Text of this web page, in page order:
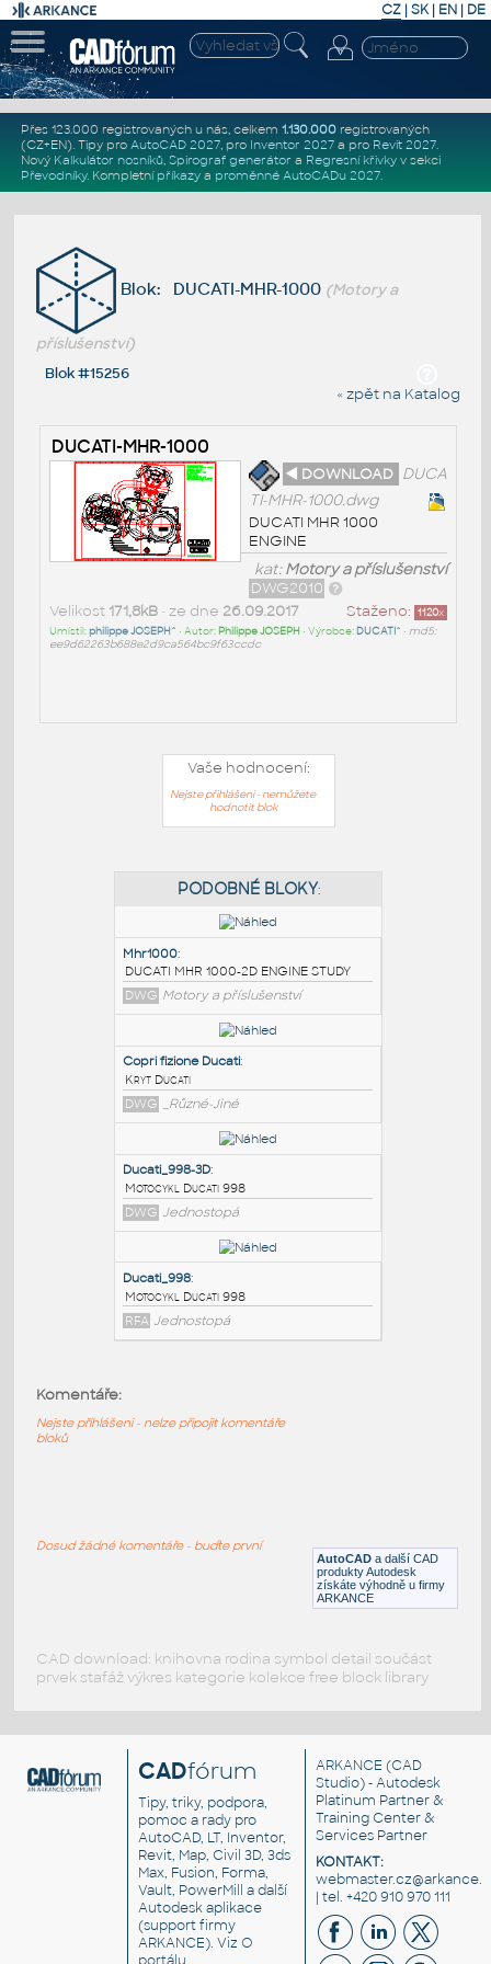
CZ | SK| EN | DE
Přes 123.000 registrovaných u nás, celkem 1.130.000registrovaných
(CZ+EN). Tipy pro AutoCAD 2027, pro Inventor 2027a pro Revit 2027.
Nový Kalkulátor nosníků, Spirograf generátor a Regresní křivkyv sekci
Převodníky. Kompletní příkazya proměnné AutoCADu 2027.
Blok: DUCATI-MHR-1000 (Motory a
příslušenství)
Blok #15256
« zpět na Katalog
DUCATI-MHR-1000
◄ DOWNLOAD DUCA
TI-MHR-1000.dwg
DUCATI MHR 1000
ENGINE
kat:Motory a příslušenství
DWG2010
Staženo: 1120x
Velikost 171,8kB• ze dne 26.09.2017
Umístil:philippe JOSEPH^ • Autor: Philippe JOSEPH • Výrobce: DUCATI^ • md5:
ee9d62263b688e2d9ca564bc9f63ccdc
Vaše hodnocení:
Nejste přihlášeni - nemůžete
hodnotit blok
PODOBNÉ BLOKY:
Mhr1000:
DUCATI MHR 1000-2D ENGINE STUDY
DWG Motory a příslušenství
Copri fizione Ducati
Kryt Ducati
DWG _Různé-Jiné
DWG Jednostopá
RFA Jednostopá AutoCAD a další CAD
produkty Autodesk
získáte výhodně u firmy
ARKANCE
Komentáře:
Nejste přihlášeni - nelze připojit komentáře
bloků
Dosud žádné komentáře - buďte první
CAD download: knihovna rodina symbol detail součást
prvek stafáž výkres kategorie kolekce free block library
CADfórum
Tipy, triky, podpora,
pomoc a rady pro
AutoCAD, LT, Inventor,
Revit, Map, Civil 3D, 3ds
Max, Fusion, Forma,
Vault, PowerMill a další
Autodesk aplikace
(support firmy
ARKANCE). VizO
ARKANCE (CAD
Studio) - Autodesk
Platinum Partner &
Training Center &
Services Partner
KONTAKT:
| tel. +420 910 970 111